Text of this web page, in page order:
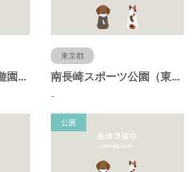
御嶽神社境内仮児童遊園（東京都豊島区）
東京都
南長崎スポーツ公園（東京都豊島区）
-
公園